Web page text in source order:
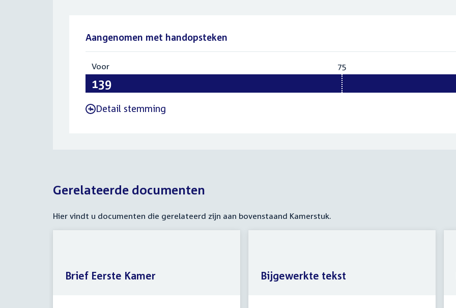
Aangenomen met handopsteken
Voor
139
75
- Detail stemming
Gerelateerde documenten
Hier vindt u documenten die gerelateerd zijn aan bovenstaand Kamerstuk.
Brief Eerste Kamer Bijgewerkte tekst